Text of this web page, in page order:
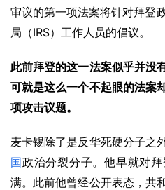
审议的第一项法案将针对拜登
局（IRS）工作人员的倡议。
此前拜登的这一法案似乎并没
可就是这么一个不起眼的法案
项攻击议题。
麦卡锡除了是反华死硬分子之
国 政治分裂分子。他早就对
满。此前他曾经公开表态，共